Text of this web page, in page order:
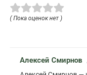
( Пока оценок нет )
Алексей Смирнов